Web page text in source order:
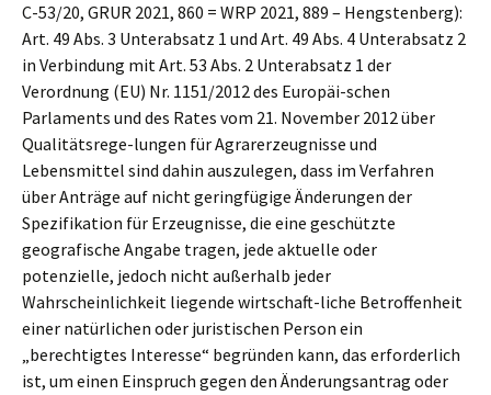
C-53/20, GRUR 2021, 860 = WRP 2021, 889 – Hengstenberg):
Art. 49 Abs. 3 Unterabsatz 1 und Art. 49 Abs. 4 Unterabsatz 2
in Verbindung mit Art. 53 Abs. 2 Unterabsatz 1 der
Verordnung (EU) Nr. 1151/2012 des Europäi-schen
Parlaments und des Rates vom 21. November 2012 über
Qualitätsrege-lungen für Agrarerzeugnisse und
Lebensmittel sind dahin auszulegen, dass im Verfahren
über Anträge auf nicht geringfügige Änderungen der
Spezifikation für Erzeugnisse, die eine geschützte
geografische Angabe tragen, jede aktuelle oder
potenzielle, jedoch nicht außerhalb jeder
Wahrscheinlichkeit liegende wirtschaft-liche Betroffenheit
einer natürlichen oder juristischen Person ein
„berechtigtes Interesse“ begründen kann, das erforderlich
ist, um einen Einspruch gegen den Änderungsantrag oder